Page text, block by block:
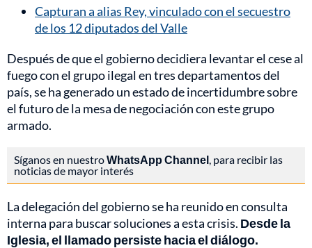
Capturan a alias Rey, vinculado con el secuestro
de los 12 diputados del Valle
Después de que el gobierno decidiera levantar el cese al
fuego con el grupo ilegal en tres departamentos del
país, se ha generado un estado de incertidumbre sobre
el futuro de la mesa de negociación con este grupo
armado.
Síganos en nuestroWhatsApp Channel , para recibir las
noticias de mayor interés
La delegación del gobierno se ha reunido en consulta
interna para buscar soluciones a esta crisis. Desde la
Iglesia, el llamado persiste hacia el diálogo.